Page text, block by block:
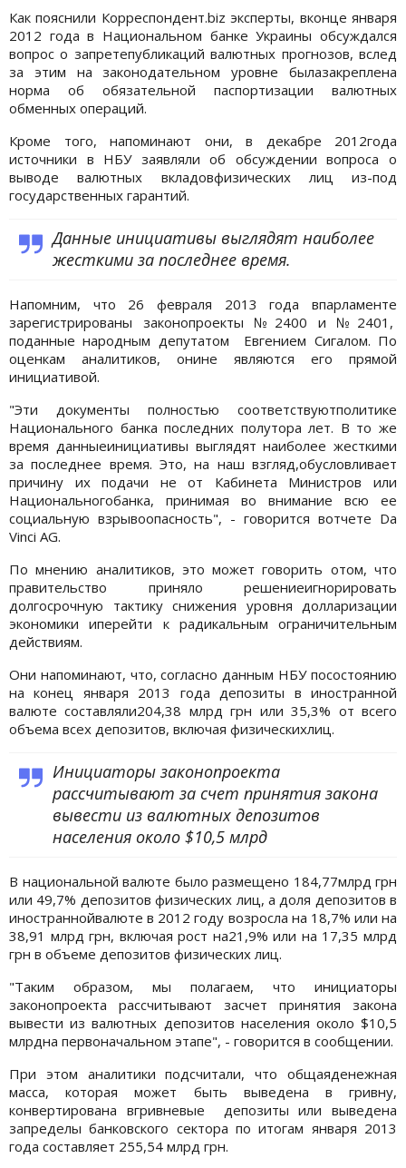
Как пояснили Корреспондент.biz эксперты, вконце января
2012 года в Национальном банке Украины обсуждался
вопрос о запретепубликаций валютных прогнозов, вслед
за этим на законодательном уровне былазакреплена
норма об обязательной паспортизации валютных
обменных операций.
Кроме того, напоминают они, в декабре 2012года
источники в НБУ заявляли об обсуждении вопроса о
выводе валютных вкладовфизических лиц из-под
государственных гарантий.
Данные инициативы выглядят наиболее
жесткими за последнее время.
Напомним, что 26 февраля 2013 года впарламенте
зарегистрированы законопроекты №2400 и №2401,
поданные народным депутатом Евгением Сигалом. По
оценкам аналитиков, онине являются его прямой
инициативой.
"Эти документы полностью соответствуютполитике
Национального банка последних полутора лет. В то же
время данныеинициативы выглядят наиболее жесткими
за последнее время. Это, на наш взгляд,обусловливает
причину их подачи не от Кабинета Министров или
Национальногобанка, принимая во внимание всю ее
социальную взрывоопасность", - говорится вотчете Da
Vinci AG.
По мнению аналитиков, это может говорить отом, что
правительство приняло решениеигнорировать
долгосрочную тактику снижения уровня долларизации
экономики иперейти к радикальным ограничительным
действиям.
Они напоминают, что, согласно данным НБУ посостоянию
на конец января 2013 года депозиты в иностранной
валюте составляли204,38 млрд грн или 35,3% от всего
объема всех депозитов, включая физическихлиц.
Инициаторы законопроекта
рассчитывают за счет принятия закона
вывести из валютных депозитов
населения около $10,5 млрд
В национальной валюте было размещено 184,77млрд грн
или 49,7% депозитов физических лиц, а доля депозитов в
иностраннойвалюте в 2012 году возросла на 18,7% или на
38,91 млрд грн, включая рост на21,9% или на 17,35 млрд
грн в объеме депозитов физических лиц.
"Таким образом, мы полагаем, что инициаторы
законопроекта рассчитывают засчет принятия закона
вывести из валютных депозитов населения около $10,5
млрдна первоначальном этапе", - говорится в сообщении.
При этом аналитики подсчитали, что общаяденежная
масса, которая может быть выведена в гривну,
конвертирована вгривневые депозиты или выведена
запределы банковского сектора по итогам января 2013
года составляет 255,54 млрд грн.